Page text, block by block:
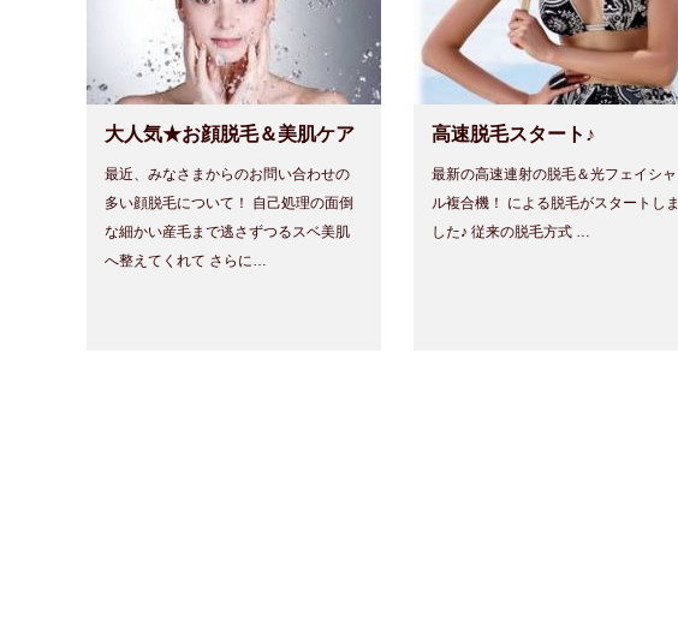
大人気★お顔脱毛＆美肌ケア
最近、みなさまからのお問い合わせの
多い顔脱毛について！ 自己処理の面倒
な細かい産毛まで逃さずつるスベ美肌
へ整えてくれて さらに…
高速脱毛スタート♪
最新の高速連射の脱毛＆光フェイシャ
ル複合機！ による脱毛がスタートしま
した♪ 従来の脱毛方式 …